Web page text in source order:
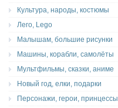
Культура, народы, костюмы
Лего, Lego
Малышам, большие рисунки
Машины, корабли, самолёты
Мультфильмы, сказки, аниме
Новый год, елки, подарки
Персонажи, герои, принцессы